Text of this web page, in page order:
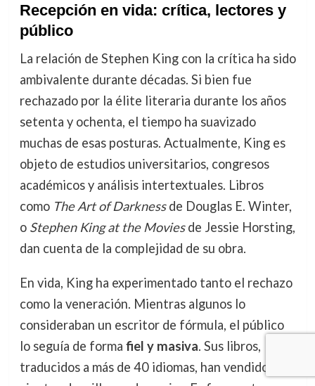
Recepción en vida: crítica, lectores y
público
La relación de Stephen King con la crítica ha sido
ambivalente durante décadas. Si bien fue
rechazado por la élite literaria durante los años
setenta y ochenta, el tiempo ha suavizado
muchas de esas posturas. Actualmente, King es
objeto de estudios universitarios, congresos
académicos y análisis intertextuales. Libros
como The Art of Darknessde Douglas E. Winter,
o Stephen King at the Moviesde Jessie Horsting,
dan cuenta de la complejidad de su obra.
En vida, King ha experimentado tanto el rechazo
como la veneración. Mientras algunos lo
consideraban un escritor de fórmula, el público
lo seguía de forma fiel y masiva. Sus libros,
traducidos a más de 40 idiomas, han vendido